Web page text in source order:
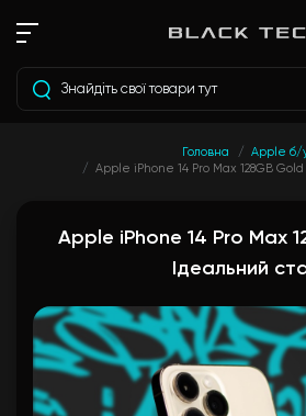
Головна
Apple б/
Apple iPhone 14 Pro Max 128GB
Apple iPhone 14 Pro Max
Ідеальний